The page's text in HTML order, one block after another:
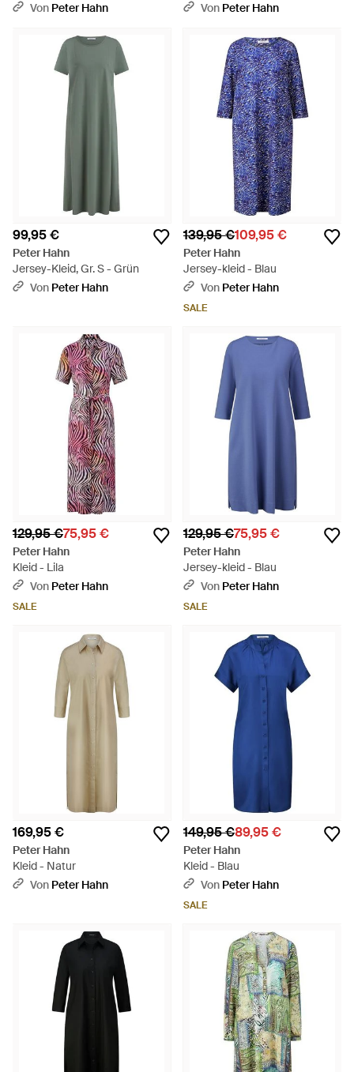
Von Peter Hahn
Von Peter Hahn
99,95 €
Peter Hahn
Jersey-Kleid, Gr. S - Grün
Von Peter Hahn
139,95 €109,95 €
Peter Hahn
Jersey-kleid - Blau
Von Peter Hahn
SALE
129,95 €75,95 €
Peter Hahn
Kleid - Lila
Von Peter Hahn
SALE
129,95 €75,95 €
Peter Hahn
Jersey-kleid - Blau
Von Peter Hahn
SALE
169,95 €
Peter Hahn
Kleid - Natur
Von Peter Hahn
149,95 €89,95 €
Peter Hahn
Kleid - Blau
Von Peter Hahn
SALE